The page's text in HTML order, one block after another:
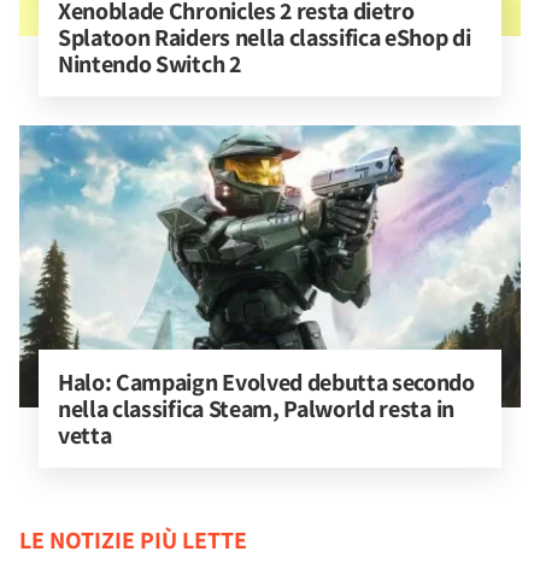
Xenoblade Chronicles 2 resta dietro
Splatoon Raiders nella classifica eShop di
Nintendo Switch 2
Halo: Campaign Evolved debutta secondo
nella classifica Steam, Palworld resta in
vetta
LE NOTIZIE PIÙ LETTE